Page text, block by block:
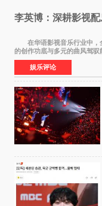
李英博：深耕影视
在华语影视音乐行业中，
的创作功底与多元的曲风驾
人成长为横跨主旋律电影、动
娱乐评论